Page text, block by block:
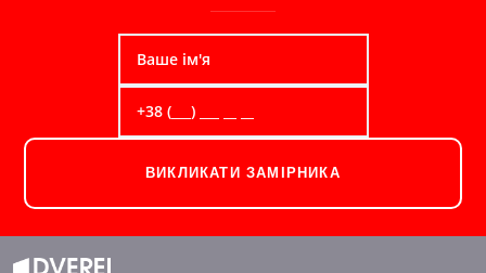
ВИКЛИКАТИ ЗАМІРНИКА